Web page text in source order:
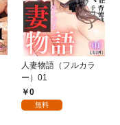
人妻物語（フルカラ
ー）01
0
無料